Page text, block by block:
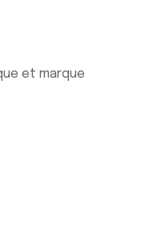
et marque